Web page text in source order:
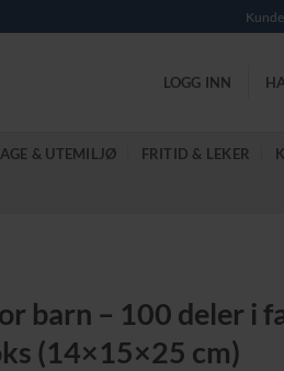
LOGG INN
& UTEMILJØ FRITID & LEKER
barn – 100 deler i
(14×15×25 cm)